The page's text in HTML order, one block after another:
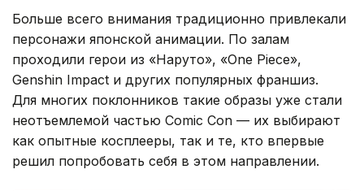
Больше всего внимания традиционно привлекали
персонажи японской анимации. По залам
проходили герои из «Наруто», «One Piece»,
Genshin Impact и других популярных франшиз.
Для многих поклонников такие образы уже стали
неотъемлемой частью Comic Con — их выбирают
как опытные косплееры, так и те, кто впервые
решил попробовать себя в этом направлении.